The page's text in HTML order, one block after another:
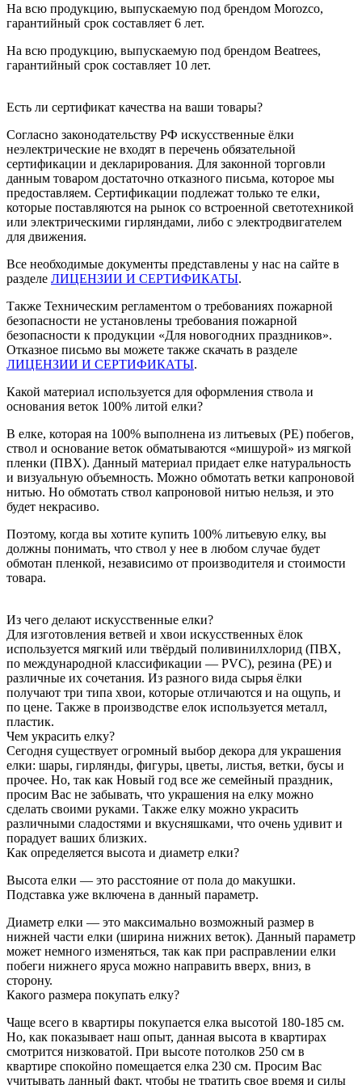
На всю продукцию, выпускаемую под брендом Morozco,
гарантийный срок составляет 6 лет.
На всю продукцию, выпускаемую под брендом Beatrees,
гарантийный срок составляет 10 лет.
Есть ли сертификат качества на ваши товары?
Согласно законодательству РФ искусственные ёлки
неэлектрические не входят в перечень обязательной
сертификации и декларирования. Для законной торговли
данным товаром достаточно отказного письма, которое мы
предоставляем. Сертификации подлежат только те елки,
которые поставляются на рынок со встроенной светотехникой
или электрическими гирляндами, либо с электродвигателем
для движения.
Все необходимые документы представлены у нас на сайте в
разделе ЛИЦЕНЗИИ И СЕРТИФИКАТЫ.
Также Техническим регламентом о требованиях пожарной
безопасности не установлены требования пожарной
безопасности к продукции «Для новогодних праздников».
Отказное письмо вы можете также скачать в разделе
ЛИЦЕНЗИИ И СЕРТИФИКАТЫ.
Какой материал используется для оформления ствола и
основания веток 100% литой елки?
В елке, которая на 100% выполнена из литьевых (РЕ) побегов,
ствол и основание веток обматываются «мишурой» из мягкой
пленки (ПВХ). Данный материал придает елке натуральность
и визуальную объемность. Можно обмотать ветки капроновой
нитью. Но обмотать ствол капроновой нитью нельзя, и это
будет некрасиво.
Поэтому, когда вы хотите купить 100% литьевую елку, вы
должны понимать, что ствол у нее в любом случае будет
обмотан пленкой, независимо от производителя и стоимости
товара.
Из чего делают искусственные елки?
Для изготовления ветвей и хвои искусственных ёлок
используется мягкий или твёрдый поливинилхлорид (ПВХ,
по международной классификации — PVC), резина (РЕ) и
различные их сочетания. Из разного вида сырья ёлки
получают три типа хвои, которые отличаются и на ощупь, и
по цене. Также в производстве елок используется металл,
пластик.
Чем украсить елку?
Сегодня существует огромный выбор декора для украшения
елки: шары, гирлянды, фигуры, цветы, листья, ветки, бусы и
прочее. Но, так как Новый год все же семейный праздник,
просим Вас не забывать, что украшения на елку можно
сделать своими руками. Также елку можно украсить
различными сладостями и вкусняшками, что очень удивит и
порадует ваших близких.
Как определяется высота и диаметр елки?
Высота елки — это расстояние от пола до макушки.
Подставка уже включена в данный параметр.
Диаметр елки — это максимально возможный размер в
нижней части елки (ширина нижних веток). Данный параметр
может немного изменяться, так как при расправлении елки
побеги нижнего яруса можно направить вверх, вниз, в
сторону.
Какого размера покупать елку?
Чаще всего в квартиры покупается елка высотой 180-185 см.
Но, как показывает наш опыт, данная высота в квартирах
смотрится низковатой. При высоте потолков 250 см в
квартире спокойно помещается елка 230 см. Просим Вас
учитывать данный факт, чтобы не тратить свое время и силы